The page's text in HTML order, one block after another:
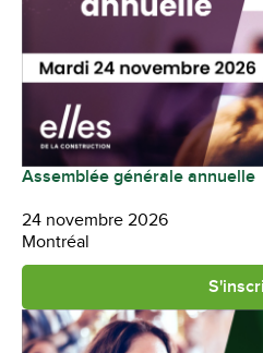
Assemblée générale annuelle
24 novembre 2026
Montréal